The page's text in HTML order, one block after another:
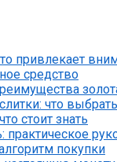
привлекает
средство
что
стоит знать
практическое
покупки